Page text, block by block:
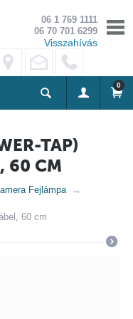
06 1 769 1111
06 70 701 6299
Visszahívás
0
TAP)
60 CM
Fejlámpa
60 cm